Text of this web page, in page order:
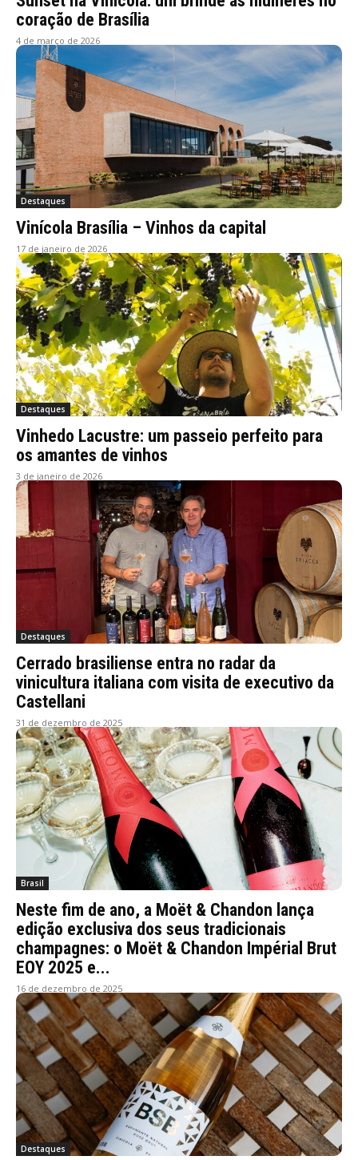
coração de Brasília
4 de março de 2026
Destaques
Vinícola Brasília – Vinhos da capital
17 de janeiro de 2026
Destaques
Vinhedo Lacustre: um passeio perfeito para
os amantes de vinhos
3 de janeiro de 2026
Destaques
Cerrado brasiliense entra no radar da
vinicultura italiana com visita de executivo da
Castellani
31 de dezembro de 2025
Brasil
Neste fim de ano, a Moët & Chandon lança
edição exclusiva dos seus tradicionais
champagnes: o Moët & Chandon Impérial Brut
EOY 2025 e...
16 de dezembro de 2025
Destaques